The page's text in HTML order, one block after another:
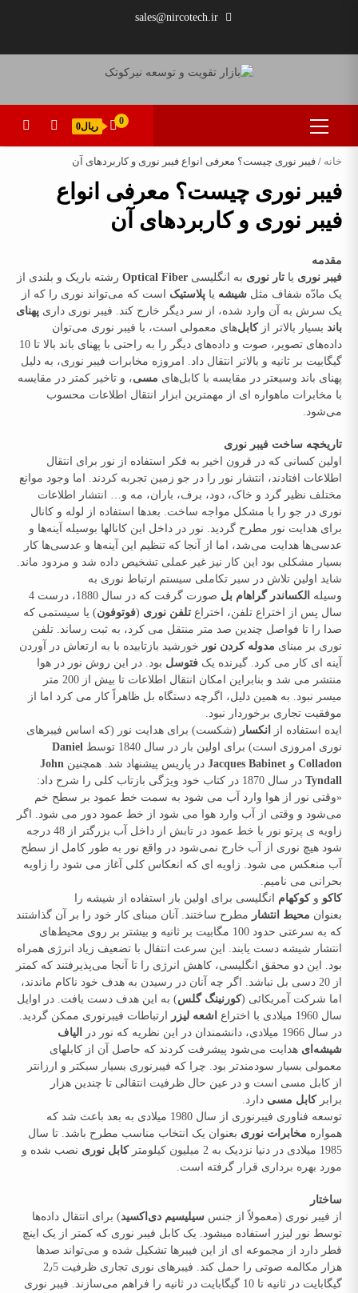
sales@nircotech.ir
نوری
آداپتور
فیبر
نوری
تفاوتی
با
ADSL
و
دارد؟
نوری
چیست
؟
فیبر
منفیوژن
روش
کار
چیست؟
نوری
و
کاربردهای
آن
اینترنت
نوری
نوع
فیبر
نوری
نوری
انواع
مفصل
فیبر
بر
اساس
محل
نصب
Primary
Menu
0 ریال0
خانه / فیبر نوری چیست؟ معرفی انواع فیبر نوری و کاربردهای آن
فیبر نوری چیست؟ معرفی انواع
فیبر نوری و کاربردهای آن
مقدمه
فیبر نوری یا تار نوری به انگلیسی Optical Fiber رشته باریک و بلندی از
یک مادّه شفاف مثل شیشه یا پلاستیک است که می‌تواند نوری را که از
یک سرش به آن وارد شده، از سر دیگر خارج کند. فیبر نوری داری پهنای
باند بسیار بالاتر ازکابل‌های معمولی است، با فیبر نوری می‌توان
داده‌های تصویر، صوت و داده‌های دیگر را به راحتی با پهنای باند بالا تا 10
گیگابیت بر ثانیه و بالاتر انتقال داد. امروزه مخابرات فیبر نوری، به دلیل
پهنای باند وسیعتر در مقایسه با کابل‌های مسی، و تاخیر کمتر در مقایسه
با مخابرات ماهواره ای از مهمترین ابزار انتقال اطلاعات محسوب
می‌شود.
تاریخچه ساخت فیبر نوری
اولین کسانی که در قرون اخیر به فکر استفاده از نور برای انتقال
اطلاعات افتادند، انتشار نور را در جو زمین تجربه کردند. اما وجود موانع
مختلف نظیر گرد و خاک، دود، برف، باران، مه و… انتشار اطلاعات
نوری در جو را با مشکل مواجه ساخت. بعدها استفاده از لوله و کانال
برای هدایت نور مطرح گردید. نور در داخل این کانالها بوسیله آینه‌ها و
عدسی‌ها هدایت می‌شد، اما از آنجا که تنظیم این آینه‌ها و عدسی‌ها کار
بسیار مشکلی بود این کار نیز غیر عملی تشخیص داده شد و مردود ماند.
شاید اولین تلاش در سیر تکاملی سیستم ارتباط نوری به
وسیله الکساندر گراهام بل
صورت گرفت که در سال 1880، درست 4
سال پس از اختراع تلفن، اختراع تلفن نوری (فوتوفون) یا سیستمی که
صدا را تا فواصل چندین صد متر منتقل می کرد، به ثبت رساند. تلفن
نوری بر مبنای مدوله کردن نور خورشید بازتابیده با به ارتعاش در آوردن
آینه ای کار می کرد. گیرنده یک فتوسل بود. در این روش نور در هوا
منتشر می شد و بنابراین امکان انتقال اطلاعات تا بیش از 200 متر
میسر نبود. به همین دلیل، اگرچه دستگاه بل ظاهراً کار می کرد اما از
موفقیت تجاری برخوردار نبود.
ایده استفاده از
انکسار (شکست) برای هدایت نور (که اساس فیبرهای
نوری امروزی است) برای اولین بار در سال 1840 توسط
Daniel
Colladon و Jacques Babinet در پاریس پیشنهاد شد. همچنین John
Tyndall
در سال 1870 در کتاب خود ویژگی بازتاب کلی را شرح داد:
«وقتی نور از هوا وارد آب می شود به سمت خط عمود بر سطح خم
می‌شود و وقتی از آب وارد هوا می شود از خط عمود دور می شود. اگر
زاویه ی پرتو نور با خط عمود در تابش از داخل آب بزرگتر از 48 درجه
شود هیچ نوری از آب خارج نمی‌شود در واقع نور به طور کامل از سطح
آب منعکس می شود. زاویه ای که انعکاس کلی آغاز می شود را زاویه
بحرانی می نامیم.
کاکو وکوکهام انگلیسی برای اولین بار استفاده از شیشه را
بعنوان محیط انتشار مطرح ساختند. آنان مبنای کار خود را بر آن گذاشتند
که به سرعتی حدود 100 مگابیت بر ثانیه و بیشتر بر روی محیط‌های
انتشار شیشه دست یابند. این سرعت انتقال با تضعیف زیاد انرژی همراه
بود. این دو محقق انگلیسی، کاهش انرژی را تا آنجا می‌پذیرفتند که کمتر
از 20 دسی بل نباشد. اگر چه آنان در رسیدن به هدف خود ناکام ماندند،
اما شرکت آمریکائی (کورنینگ گلس) به این هدف دست یافت. در اوایل
سال 1960 میلادی با اختراع
اشعه لیزر ارتباطات فیبرنوری ممکن گردید.
در سال 1966 میلادی، دانشمندان در این نظریه که نور در
الیاف
شیشه‌ای هدایت می‌شود پیشرفت کردند که حاصل آن از کابلهای
معمولی بسیار سودمندتر بود. چرا که فیبرنوری بسیار سبکتر و ارزانتر
از کابل مسی است و در عین حال ظرفیت انتقالی تا چندین هزار
برابرکابل مسی دارد.
توسعه فناوری فیبرنوری از سال 1980 میلادی به بعد باعث شد که
همواره مخابرات نوری بعنوان یک انتخاب مناسب مطرح باشد. تا سال
1985 میلادی در دنیا نزدیک به 2 میلیون کیلومتر
کابل نوری نصب شده و
مورد بهره برداری قرار گرفته ‌است.
ساختار
از فیبر نوری (معمولاً از جنس سیلیسیم دی‌اکسید) برای انتقال داده‌ها
توسط نور لیزر استفاده میشود. یک کابل فیبر نوری که کمتر از یک اینچ
قطر دارد از مجموعه ای از این فیبرها تشکیل شده و می‌تواند صدها
هزار مکالمه صوتی را حمل کند. فیبرهای نوری تجاری ظرفیت 2٫5
گیگابایت در ثانیه تا 10 گیگابایت در ثانیه را فراهم می‌سازند. فیبر نوری